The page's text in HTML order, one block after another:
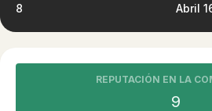
8 Abril
REPUTACIÓN EN LA
9